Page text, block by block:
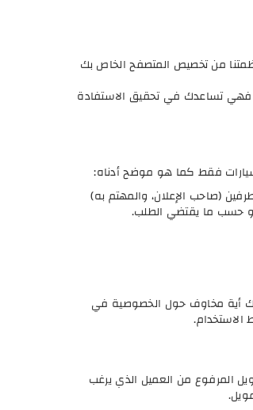
من تخصيص المتصفح الخاص بك
فهي تساعدك في تحقيق الاستفادة
فقط كما هو موضح أدناه:
(صاحب الإعلان، والمهتم به)
حسب ما يقتضي الطلب.
أية مخاوف حول الخصوصية في
المرفوع من العميل الذي يرغب